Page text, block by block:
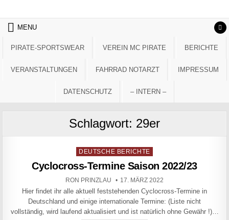
MENU
PIRATE-SPORTSWEAR VEREIN MC PIRATE BERICHTE
VERANSTALTUNGEN FAHRRAD NOTARZT IMPRESSUM
DATENSCHUTZ – INTERN –
Schlagwort: 29er
Posted in
DEUTSCHE BERICHTE
Cyclocross-Termine Saison 2022/23
AUTHOR:
RON PRINZLAU PUBLISHED DATE:
17. MÄRZ 2022
Hier findet ihr alle aktuell feststehenden Cyclocross-Termine in
Deutschland und einige internationale Termine: (Liste nicht
vollständig, wird laufend aktualisiert und ist natürlich ohne Gewähr !)…